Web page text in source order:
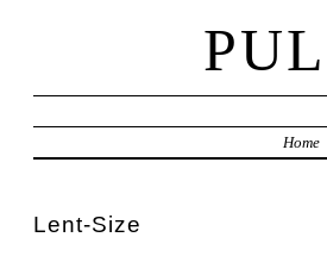
Home
Lent-Size